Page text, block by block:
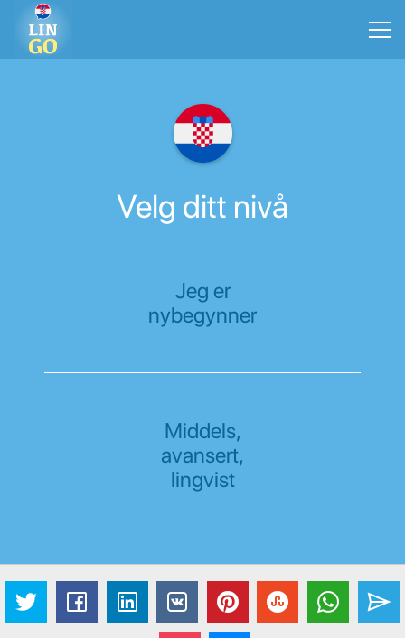
Velg ditt nivå
Jeg er
nybegynner
Middels,
avansert,
lingvist